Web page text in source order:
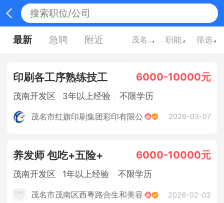
最新 急聘 附近 茂名广东 职能 筛选
印刷各工序熟练技工 6000-10000元
茂南开发区 3年以上经验 不限学历
茂名市红旗印刷集团彩印有限公 2026-03-07
养发师 包吃+五险+ 6000-10000元
茂南开发区 1年以上经验 不限学历
茂名市茂南区西粤路合生和美容 2026-02-02